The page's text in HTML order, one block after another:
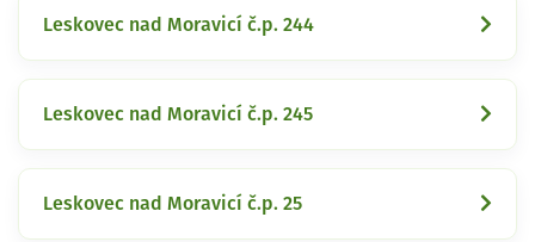
Leskovec nad Moravicí č.p. 244
Leskovec nad Moravicí č.p. 245
Leskovec nad Moravicí č.p. 25